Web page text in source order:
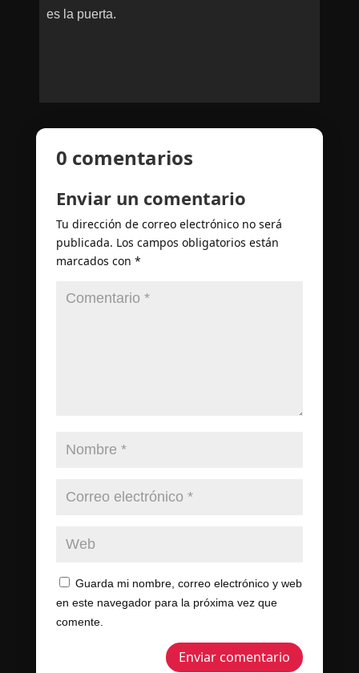
es la puerta.
0 comentarios
Enviar un comentario
Tu dirección de correo electrónico no será
publicada. Los campos obligatorios están
marcados con *
Guarda mi nombre, correo electrónico y web
en este navegador para la próxima vez que
comente.
Enviar comentario